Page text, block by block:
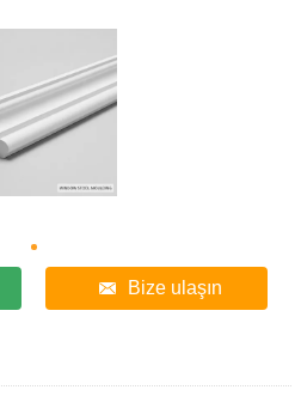
Bize ulaşın